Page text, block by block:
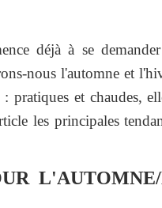
déjà à se
nous l'automne et
et chaudes,
les principales